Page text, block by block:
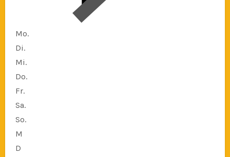
Mo.
Di.
Mi.
Do.
Fr.
Sa.
So.
M
D